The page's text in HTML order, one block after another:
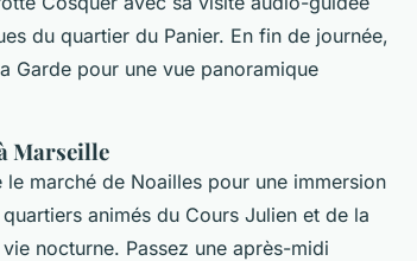
du quartier du Panier. En fin de journée,
Garde pour une vue panoramique
Marseille
marché de Noailles pour une immersion
animés du Cours Julien et de la
nocturne. Passez une après-midi